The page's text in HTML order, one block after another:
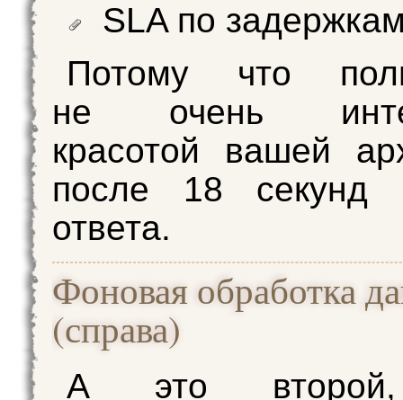
SLA по
Потому что
не очень
красотой вашей
после 18 секунд
ответа.
Фоновая обработка
(справа)
А это